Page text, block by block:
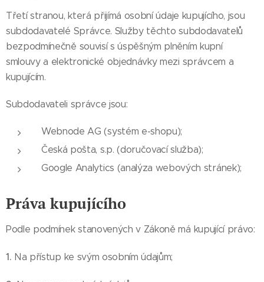
Třetí stranou, která přijímá osobní údaje kupujícího, jsou
subdodavatelé Správce. Služby těchto subdodavatelů
bezpodmínečně souvisí s úspěšným plněním kupní
smlouvy a elektronické objednávky mezi správcem a
kupujícím.
Subdodavateli správce jsou:
Webnode AG (systém e-shopu);
Česká pošta, s.p. (doručovací služba);
Google Analytics (analýza webových stránek);
Práva kupujícího
Podle podmínek stanovených v Zákoně má kupující právo:
1. Na přístup ke svým osobním údajům;